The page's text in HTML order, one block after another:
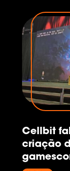
levaram
terceira
visitantes,
Cellbit
criação